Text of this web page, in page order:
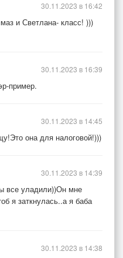
и Светлана- класс! )))
30.11.2023 в 16:42
пример.
30.11.2023 в 16:39
она для налоговой!)))
30.11.2023 в 14:45
все уладили))Он мне
я заткнулась..а я баба
30.11.2023 в 14:39
30.11.2023 в 14:38